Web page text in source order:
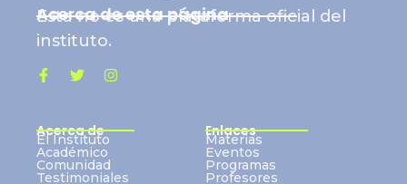
Acerca de esta página
Esta no es una plataforma oficial del
instituto.
Acerca de
El Instituto
Académico
Comunidad
Testimoniales
Enlaces
Materias
Eventos
Programas
Profesores